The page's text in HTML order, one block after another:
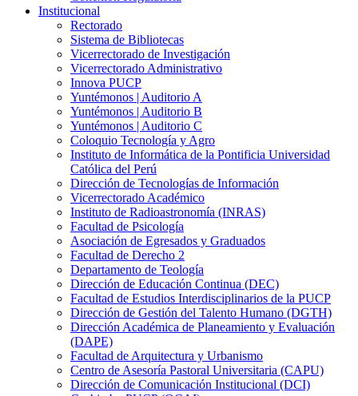
Institucional
Rectorado
Sistema de Bibliotecas
Vicerrectorado de Investigación
Vicerrectorado Administrativo
Innova PUCP
Yuntémonos | Auditorio A
Yuntémonos | Auditorio B
Yuntémonos | Auditorio C
Coloquio Tecnología y Agro
Instituto de Informática de la Pontificia Universidad
Católica del Perú
Dirección de Tecnologías de Información
Vicerrectorado Académico
Instituto de Radioastronomía (INRAS)
Facultad de Psicología
Asociación de Egresados y Graduados
Facultad de Derecho 2
Departamento de Teología
Dirección de Educación Continua (DEC)
Facultad de Estudios Interdisciplinarios de la PUCP
Dirección de Gestión del Talento Humano (DGTH)
Dirección Académica de Planeamiento y Evaluación
(DAPE)
Facultad de Arquitectura y Urbanismo
Centro de Asesoría Pastoral Universitaria (CAPU)
Dirección de Comunicación Institucional (DCI)